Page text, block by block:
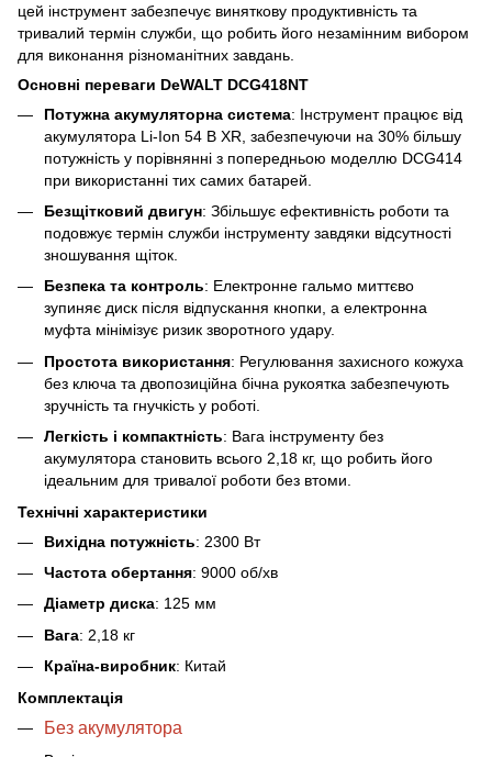
цей інструмент забезпечує виняткову продуктивність та
тривалий термін служби, що робить його незамінним вибором
для виконання різноманітних завдань.
Основні переваги DeWALT DCG418NT
Потужна акумуляторна система: Інструмент працює від
акумулятора Li-Ion 54 В XR, забезпечуючи на 30% більшу
потужність у порівнянні з попередньою моделлю DCG414
при використанні тих самих батарей.
Безщітковий двигун: Збільшує ефективність роботи та
подовжує термін служби інструменту завдяки відсутності
зношування щіток.
Безпека та контроль: Електронне гальмо миттєво
зупиняє диск після відпускання кнопки, а електронна
муфта мінімізує ризик зворотного удару.
Простота використання: Регулювання захисного кожуха
без ключа та двопозиційна бічна рукоятка забезпечують
зручність та гнучкість у роботі.
Легкість і компактність: Вага інструменту без
акумулятора становить всього 2,18 кг, що робить його
ідеальним для тривалої роботи без втоми.
Технічні характеристики
Вихідна потужність: 2300 Вт
Частота обертання: 9000 об/хв
Діаметр диска: 125 мм
Вага: 2,18 кг
Країна-виробник: Китай
Комплектація
Без акумулятора